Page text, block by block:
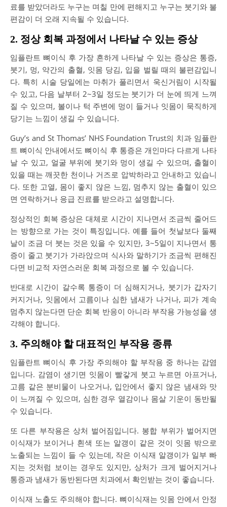
료를 받았더라도 누구는 며칠 만에 편해지고 누구는 붓기와 불
편감이 더 오래 지속될 수 있습니다.
2. 정상 회복 과정에서 나타날 수 있는 증상
임플란트 뼈이식 후 가장 흔하게 나타날 수 있는 증상은 통증,
붓기, 멍, 약간의 출혈, 잇몸 당김, 입을 벌릴 때의 불편감입니
다. 특히 시술 당일에는 마취가 풀리면서 욱신거림이 시작될
수 있고, 다음 날부터 2~3일 정도는 붓기가 더 눈에 띄게 느껴
질 수 있으며, 볼이나 턱 주변에 멍이 들거나 잇몸이 묵직하게
당기는 느낌이 생길 수 있습니다.
Guy’s and St Thomas’ NHS Foundation Trust의 치과 임플란
트 뼈이식 안내에서도 뼈이식 후 통증은 개인마다 다르게 나타
날 수 있고, 얼굴 부위에 붓기와 멍이 생길 수 있으며, 출혈이
있을 때는 깨끗한 천이나 거즈로 압박하라고 안내하고 있습니
다. 또한 고열, 몸이 좋지 않은 느낌, 멈추지 않는 출혈이 있으
면 연락하거나 응급 진료를 받으라고 설명합니다.
정상적인 회복 증상은 대체로 시간이 지나면서 조금씩 줄어드
는 방향으로 가는 것이 특징입니다. 예를 들어 첫날보다 둘째
날이 조금 더 붓는 것은 있을 수 있지만, 3~5일이 지나면서 통
증이 줄고 붓기가 가라앉으며 식사와 말하기가 조금씩 편해진
다면 비교적 자연스러운 회복 과정으로 볼 수 있습니다.
반대로 시간이 갈수록 통증이 더 심해지거나, 붓기가 갑자기
커지거나, 잇몸에서 고름이나 심한 냄새가 나거나, 피가 계속
멈추지 않는다면 단순 회복 반응이 아니라 부작용 가능성을 생
각해야 합니다.
3. 주의해야 할 대표적인 부작용 종류
임플란트 뼈이식 후 가장 주의해야 할 부작용 중 하나는 감염
입니다. 감염이 생기면 잇몸이 빨갛게 붓고 누르면 아프거나,
고름 같은 분비물이 나오거나, 입안에서 좋지 않은 냄새와 맛
이 느껴질 수 있으며, 심한 경우 열감이나 몸살 기운이 동반될
수 있습니다.
또 다른 부작용은 상처 벌어짐입니다. 봉합 부위가 벌어지면
이식재가 보이거나 흰색 또는 알갱이 같은 것이 잇몸 밖으로
노출되는 느낌이 들 수 있는데, 작은 이식재 알갱이가 일부 빠
지는 것처럼 보이는 경우도 있지만, 상처가 크게 벌어지거나
통증과 냄새가 동반된다면 치과에서 확인받는 것이 좋습니다.
이식재 노출도 주의해야 합니다. 뼈이식재는 잇몸 안에서 안정